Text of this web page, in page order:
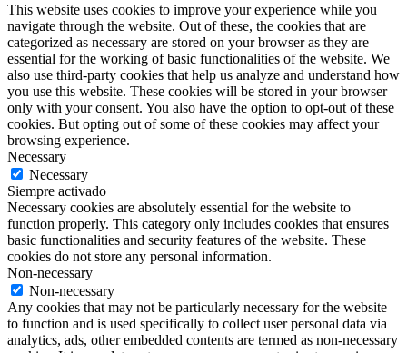
This website uses cookies to improve your experience while you
navigate through the website. Out of these, the cookies that are
categorized as necessary are stored on your browser as they are
essential for the working of basic functionalities of the website. We
also use third-party cookies that help us analyze and understand how
you use this website. These cookies will be stored in your browser
only with your consent. You also have the option to opt-out of these
cookies. But opting out of some of these cookies may affect your
browsing experience.
Necessary
Necessary
Siempre activado
Necessary cookies are absolutely essential for the website to
function properly. This category only includes cookies that ensures
basic functionalities and security features of the website. These
cookies do not store any personal information.
Non-necessary
Non-necessary
Any cookies that may not be particularly necessary for the website
to function and is used specifically to collect user personal data via
analytics, ads, other embedded contents are termed as non-necessary